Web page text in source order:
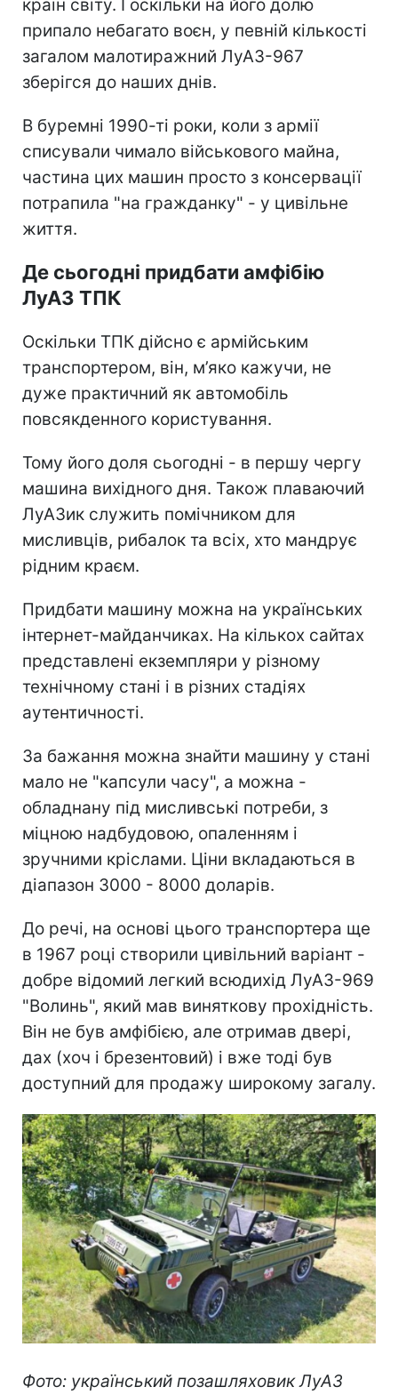
країн світу. І оскільки на його долю
припало небагато воєн, у певній кількості
загалом малотиражний ЛуАЗ-967
зберігся до наших днів.
В буремні 1990-ті роки, коли з армії
списували чимало військового майна,
частина цих машин просто з консервації
потрапила "на гражданку" - у цивільне
життя.
Де сьогодні придбати амфібію
ЛуАЗ ТПК
Оскільки ТПК дійсно є армійським
транспортером, він, м’яко кажучи, не
дуже практичний як автомобіль
повсякденного користування.
Тому його доля сьогодні - в першу чергу
машина вихідного дня. Також плаваючий
ЛуАЗик служить помічником для
мисливців, рибалок та всіх, хто мандрує
рідним краєм.
Придбати машину можна на українських
інтернет-майданчиках. На кількох сайтах
представлені екземпляри у різному
технічному стані і в різних стадіях
аутентичності.
За бажання можна знайти машину у стані
мало не "капсули часу", а можна -
обладнану під мисливські потреби, з
міцною надбудовою, опаленням і
зручними кріслами. Ціни вкладаються в
діапазон 3000 - 8000 доларів.
До речі, на основі цього транспортера ще
в 1967 році створили цивільний варіант -
добре відомий легкий всюдихід ЛуАЗ-969
"Волинь", який мав виняткову прохідність.
Він не був амфібією, але отримав двері,
дах (хоч і брезентовий) і вже тоді був
доступний для продажу широкому загалу.
Фото: український позашляховик ЛуАЗ